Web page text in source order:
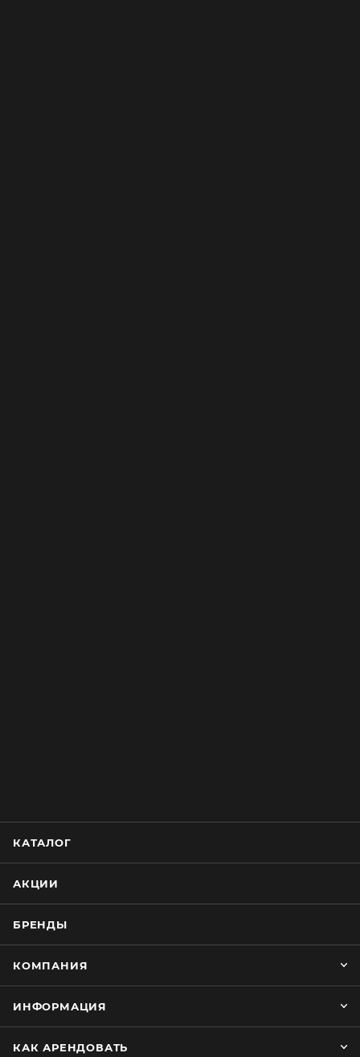
КАТАЛОГ
АКЦИИ
БРЕНДЫ
КОМПАНИЯ
ИНФОРМАЦИЯ
КАК АРЕНДОВАТЬ